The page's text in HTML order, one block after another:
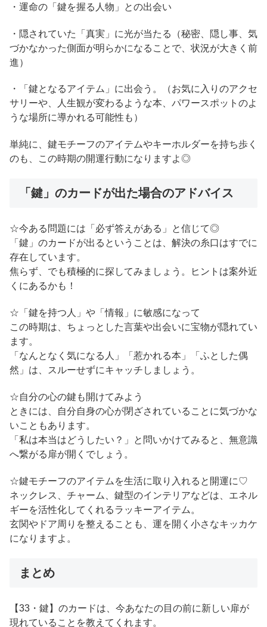
・運命の「鍵を握る人物」との出会い
・隠されていた「真実」に光が当たる（秘密、隠し事、気
づかなかった側面が明らかになることで、状況が大きく前
進）
・「鍵となるアイテム」に出会う。（お気に入りのアクセ
サリーや、人生観が変わるような本、パワースポットのよ
うな場所に導かれる可能性も）
単純に、鍵モチーフのアイテムやキーホルダーを持ち歩く
のも、この時期の開運行動になりますよ◎
「鍵」のカードが出た場合のアドバイス
☆今ある問題には「必ず答えがある」と信じて◎
「鍵」のカードが出るということは、解決の糸口はすでに
存在しています。
焦らず、でも積極的に探してみましょう。ヒントは案外近
くにあるかも！
☆「鍵を持つ人」や「情報」に敏感になって
この時期は、ちょっとした言葉や出会いに宝物が隠れてい
ます。
「なんとなく気になる人」「惹かれる本」「ふとした偶
然」は、スルーせずにキャッチしましょう。
☆自分の心の鍵も開けてみよう
ときには、自分自身の心が閉ざされていることに気づかな
いこともあります。
「私は本当はどうしたい？」と問いかけてみると、無意識
へ繋がる扉が開くでしょう。
☆鍵モチーフのアイテムを生活に取り入れると開運に♡
ネックレス、チャーム、鍵型のインテリアなどは、エネル
ギーを活性化してくれるラッキーアイテム。
玄関やドア周りを整えることも、運を開く小さなキッカケ
になりますよ。
まとめ
【33・鍵】のカードは、今あなたの目の前に新しい扉が
現れていることを教えてくれます。